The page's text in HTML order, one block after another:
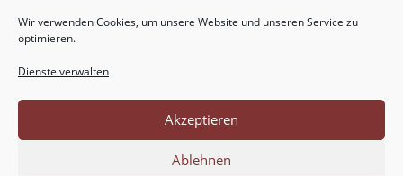
Wir verwenden Cookies, um unsere Website und unseren Service zu
optimieren.
Dienste verwalten
Akzeptieren
Ablehnen